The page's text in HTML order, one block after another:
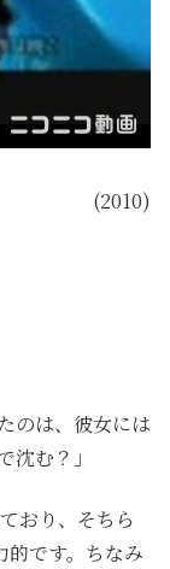
(2010)
のは、彼女には
む？」
おり、そちら
的です。ちなみ